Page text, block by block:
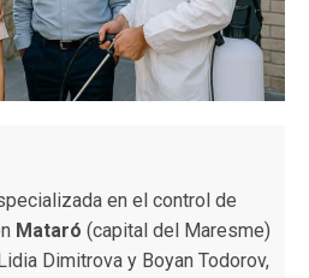
en el control de
Mataró (capital del Maresme)
Dimitrova y Boyan Todorov,